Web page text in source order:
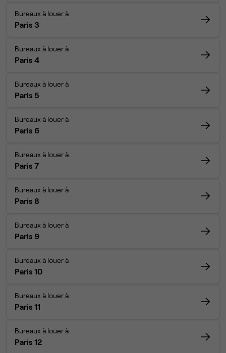
Bureaux à louer à
Paris 3
Bureaux à louer à
Paris 4
Bureaux à louer à
Paris 5
Bureaux à louer à
Paris 6
Bureaux à louer à
Paris 7
Bureaux à louer à
Paris 8
Bureaux à louer à
Paris 9
Bureaux à louer à
Paris 10
Bureaux à louer à
Paris 11
Bureaux à louer à
Paris 12